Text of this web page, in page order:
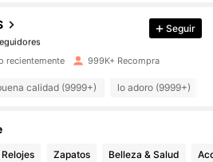
1 horas
Seguir
recientemente 999K+ Recompra
calidad (9999+) lo adoro (9999+)
Zapatos Belleza & Salud